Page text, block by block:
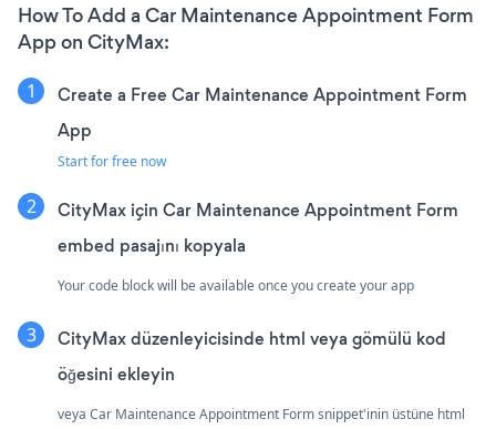
How To Add a Car Maintenance Appointment Form
App on CityMax:
Create a Free Car Maintenance Appointment Form
App
Start for free now
CityMax için Car Maintenance Appointment Form
embed pasajını kopyala
Your code block will be available once you create your app
CityMax düzenleyicisinde html veya gömülü kod
öğesini ekleyin
veya Car Maintenance Appointment Form snippet'inin üstüne html